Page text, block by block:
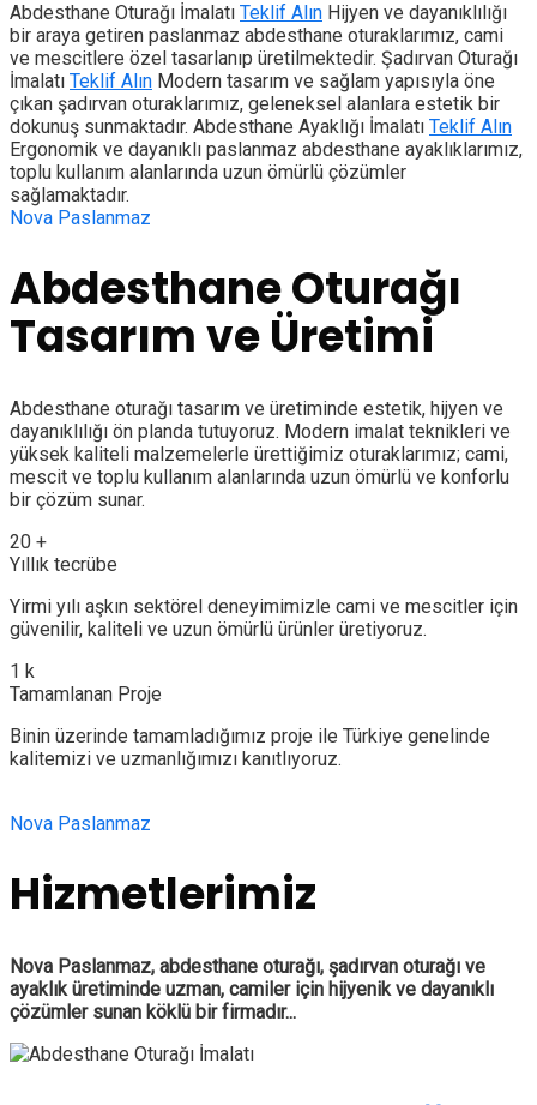
Abdesthane Oturağı İmalatı Teklif Alın Hijyen ve dayanıklılığı
bir araya getiren paslanmaz abdesthane oturaklarımız, cami
ve mescitlere özel tasarlanıp üretilmektedir. Şadırvan Oturağı
İmalatı Teklif Alın Modern tasarım ve sağlam yapısıyla öne
çıkan şadırvan oturaklarımız, geleneksel alanlara estetik bir
dokunuş sunmaktadır. Abdesthane Ayaklığı İmalatı Teklif Alın
Ergonomik ve dayanıklı paslanmaz abdesthane ayaklıklarımız,
toplu kullanım alanlarında uzun ömürlü çözümler
sağlamaktadır.
Nova Paslanmaz
Abdesthane Oturağı
Tasarım ve Üretimi
Abdesthane oturağı tasarım ve üretiminde estetik, hijyen ve
dayanıklılığı ön planda tutuyoruz. Modern imalat teknikleri ve
yüksek kaliteli malzemelerle ürettiğimiz oturaklarımız; cami,
mescit ve toplu kullanım alanlarında uzun ömürlü ve konforlu
bir çözüm sunar.
20 +
Yıllık tecrübe
Yirmi yılı aşkın sektörel deneyimimizle cami ve mescitler için
güvenilir, kaliteli ve uzun ömürlü ürünler üretiyoruz.
1 k
Tamamlanan Proje
Binin üzerinde tamamladığımız proje ile Türkiye genelinde
kalitemizi ve uzmanlığımızı kanıtlıyoruz.
Nova Paslanmaz
Hizmetlerimiz
Nova Paslanmaz, abdesthane oturağı, şadırvan oturağı ve
ayaklık üretiminde uzman, camiler için hijyenik ve dayanıklı
çözümler sunan köklü bir firmadır...